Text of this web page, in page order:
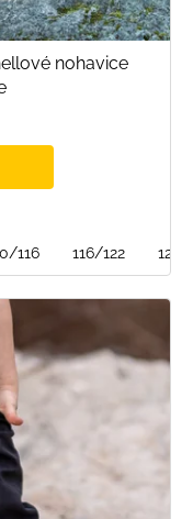
nohavice
116 116/122 122/